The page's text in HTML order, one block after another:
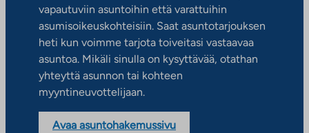
vapautuviin asuntoihin että varattuihin
asumisoikeuskohteisiin. Saat asuntotarjouksen
heti kun voimme tarjota toiveitasi vastaavaa
asuntoa. Mikäli sinulla on kysyttävää, otathan
yhteyttä asunnon tai kohteen
myyntineuvottelijaan.
Avaa asuntohakemussivu